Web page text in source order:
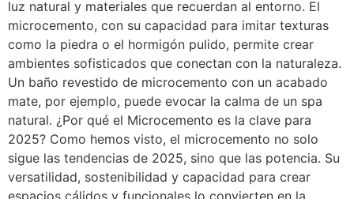
luz natural y materiales que recuerdan al entorno. El
microcemento, con su capacidad para imitar texturas
como la piedra o el hormigón pulido, permite crear
ambientes sofisticados que conectan con la naturaleza.
Un baño revestido de microcemento con un acabado
mate, por ejemplo, puede evocar la calma de un spa
natural. ¿Por qué el Microcemento es la clave para
2025? Como hemos visto, el microcemento no solo
sigue las tendencias de 2025, sino que las potencia. Su
versatilidad, sostenibilidad y capacidad para crear
espacios cálidos y funcionales lo convierten en la